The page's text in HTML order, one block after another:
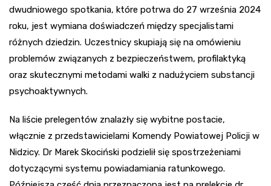
dwudniowego spotkania, które potrwa do 27 września 2024
roku, jest wymiana doświadczeń między specjalistami
różnych dziedzin. Uczestnicy skupiają się na omówieniu
problemów związanych z bezpieczeństwem, profilaktyką
oraz skutecznymi metodami walki z nadużyciem substancji
psychoaktywnych.
Na liście prelegentów znalazły się wybitne postacie,
włącznie z przedstawicielami Komendy Powiatowej Policji w
Nidzicy. Dr Marek Skociński podzielił się spostrzeżeniami
dotyczącymi systemu powiadamiania ratunkowego.